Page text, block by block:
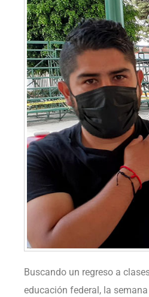
Buscando un regreso a
educación federal, la